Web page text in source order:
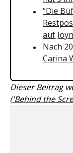
"Die
auf Joyn
Nach
Carina
Dieser Beitrag
('Behind the